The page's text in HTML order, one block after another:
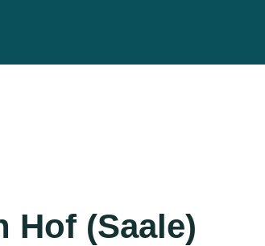
Hof (Saale)